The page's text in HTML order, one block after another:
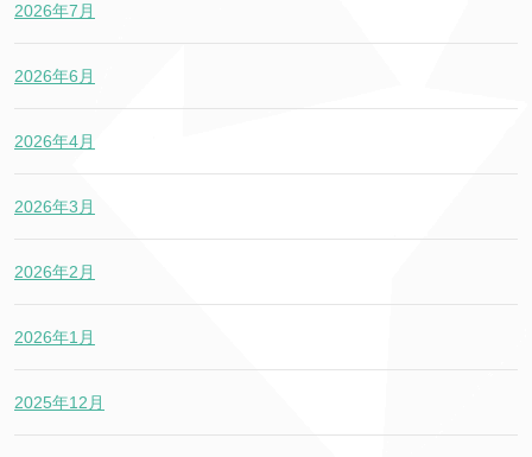
2026年7月
2026年6月
2026年4月
2026年3月
2026年2月
2026年1月
2025年12月